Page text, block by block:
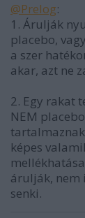
@Prelog:
1. Árulják
placebo,
a szer
akar, azt ne
2. Egy rakat
NEM
képes
árulják, nem
senki.